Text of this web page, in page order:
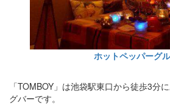
ホットペッパーグ
「TOMBOY」は池袋駅東口から徒歩3分
グバーです。